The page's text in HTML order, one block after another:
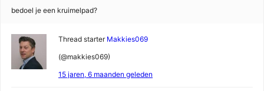
bedoel je een kruimelpad?
Thread starter Makkies069
(@makkies069)
15 jaren, 6 maanden geleden